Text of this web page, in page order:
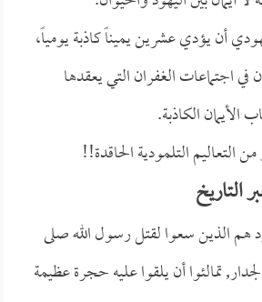
أن يؤدي عشرين يميناً كاذبة يومياً،
اجتماعات الغفران التي يعقدها
الكاذبة.
التعاليم التلمودية الحاقدة!!
التاريخ
هم الذين سعوا لقتل رسول الله صلى
تمالئوا أن يلقوا عليه حجرة عظيمة